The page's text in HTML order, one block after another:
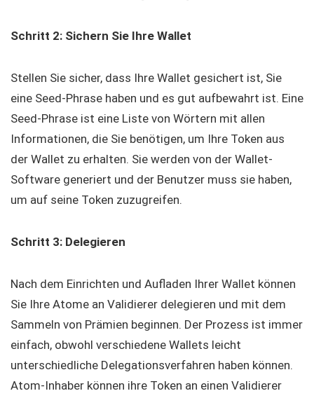
Schritt 2: Sichern Sie Ihre Wallet
Stellen Sie sicher, dass Ihre Wallet gesichert ist, Sie
eine Seed-Phrase haben und es gut aufbewahrt ist. Eine
Seed-Phrase ist eine Liste von Wörtern mit allen
Informationen, die Sie benötigen, um Ihre Token aus
der Wallet zu erhalten. Sie werden von der Wallet-
Software generiert und der Benutzer muss sie haben,
um auf seine Token zuzugreifen.
Schritt 3: Delegieren
Nach dem Einrichten und Aufladen Ihrer Wallet können
Sie Ihre Atome an Validierer delegieren und mit dem
Sammeln von Prämien beginnen. Der Prozess ist immer
einfach, obwohl verschiedene Wallets leicht
unterschiedliche Delegationsverfahren haben können.
Atom-Inhaber können ihre Token an einen Validierer